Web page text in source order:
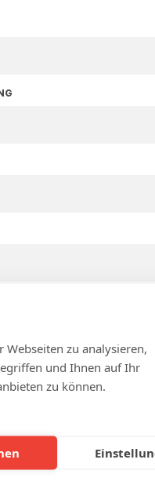
zu analysieren,
und Ihnen auf Ihr
zu können.
Fragen